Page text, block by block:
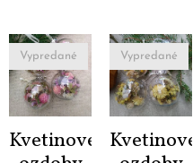
Kvetinové
Vypredané
Kvetinové
Vypredané